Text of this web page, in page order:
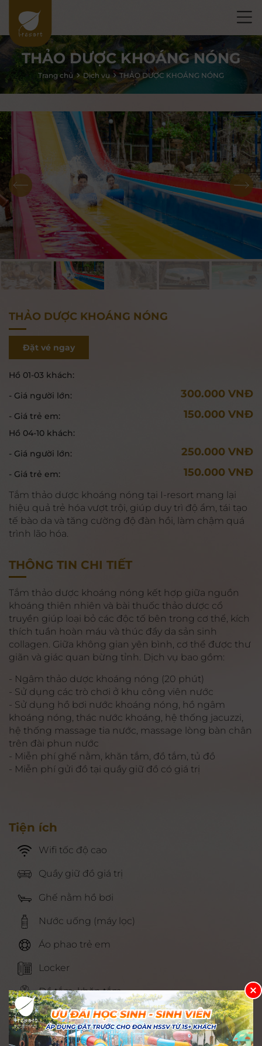
THẢO DƯỢC KHOÁNG NÓNG
Trang chủ Dịch vụ THẢO DƯỢC KHOÁNG NÓNG
THẢO DƯỢC KHOÁNG NÓNG
Đặt vé ngay
Hồ 01-03 khách:
- Giá người lớn:
300.000 VNĐ
- Giá trẻ em: 150.000 VNĐ
Hồ 04-10 khách:
- Giá người lớn:
250.000 VNĐ
- Giá trẻ em: 150.000 VNĐ
Tắm thảo dược khoáng nóng tại I-resort mang lại
hiệu quả trẻ hóa vượt trội, giúp duy trì độ ẩm, tái tạo
tế bào da và tăng cường độ đàn hồi, làm chậm quá
trình lão hóa.
THÔNG TIN CHI TIẾT
Tắm thảo dược khoáng nóng kết hợp giữa nguồn
khoáng thiên nhiên và bài thuốc thảo dược cổ
truyền giúp loại bỏ các độc tố bên trong cơ thể, kích
thích tuần hoàn máu và thúc đẩy da sản sinh
collagen. Giữa không gian yên bình, cơ thể được thư
giãn và giác quan bừng tỉnh. Dịch vụ bao gồm:
- Ngâm thảo dược khoáng nóng (20 phút)
- Sử dụng các trò chơi ở khu công viên nước
- Sử dụng hồ bơi nước khoáng nóng, hồ ngâm
khoáng nóng, thác nước khoáng, hệ thống jacuzzi,
hệ thống massage tia nước, massage lòng bàn chân
trên đài phun nước
- Miễn phí ghế nằm, khăn tắm, đồ tắm, tủ đồ
- Miễn phí gửi đồ tại quầy giữ đồ có giá trị
Tiện ích
Wifi tốc độ cao
Quầy giữ đồ giá trị
Ghế nằm hồ bơi
Nước uống (máy lọc)
Áo phao trẻ em
Locker
Đồ tắm, khăn tắm
Chia sẻ: